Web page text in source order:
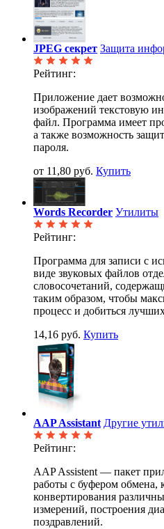
JPEG секрет Защита
Рейтинг:
Приложение дает
изображений текстовую
файл. Программа имеет
а также возможность
пароля.
от 11,80 руб. Купить
Wоrds Recorder Утилиты
Рейтинг:
Программа для записи с
виде звуковых файлов
словосочетаний,
таким образом, чтобы
процесс и добиться лучших
14,16 руб. Купить
AAP Assistant Другие
Рейтинг:
AAP Assistent — пакет
работы с буфером обмена,
конвертирования
измерений, построения
поздравлений.